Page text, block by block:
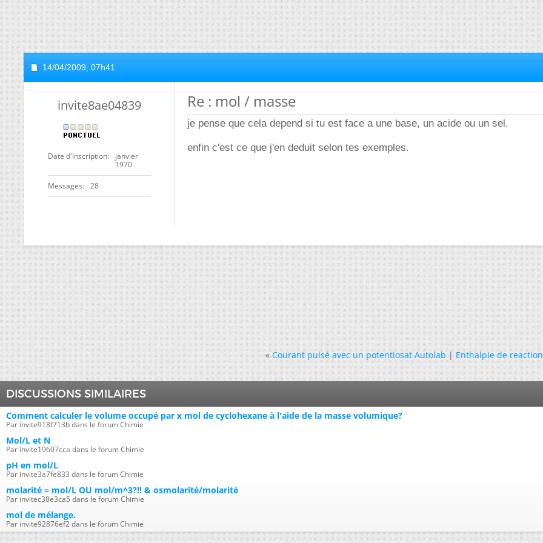
14/04/2009, 07h41
invite8ae04839
Date d'inscription
janvier
1970
Messages 28
Re : mol / masse
je pense que cela depend si tu est face a une base, un acide ou un sel.
enfin c'est ce que j'en deduit selon tes exemples.
« Courant pulsé avec un potentiosat Autolab|Enthalpie de reaction
DISCUSSIONS SIMILAIRES
Comment calculer le volume occupé par x mol de cyclohexane à l'aide de la masse volumique?
Par invite918f713b dans le forum Chimie
Mol/L et N
Par invite19607cca dans le forum Chimie
pH en mol/L
Par invite3a7fe833 dans le forum Chimie
molarité = mol/L OU mol/m^3?!! & osmolarité/molarité
Par invitec38e3ca5 dans le forum Chimie
mol de mélange.
Par invite92876ef2 dans le forum Chimie